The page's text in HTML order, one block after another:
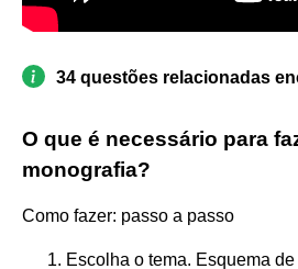
34 questões relacionadas
O que é necessário para
monografia?
Como fazer: passo a passo
Escolha o tema. Esquema